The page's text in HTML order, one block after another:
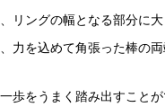
リングの幅となる部分に
力を込めて角張った棒の
歩をうまく踏み出すことが